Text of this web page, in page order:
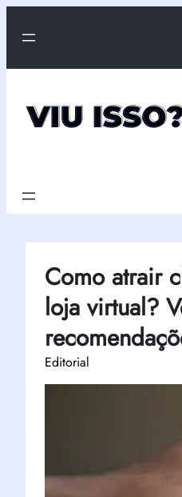
para
conteúdo
Como atrair
loja virtual?
Editorial